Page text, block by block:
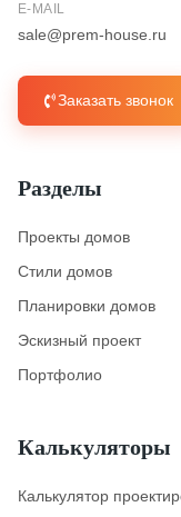
E-MAIL
sale@prem-house.ru
Заказать звонок
Разделы
Проекты домов
Стили домов
Планировки домов
Эскизный проект
Портфолио
Калькуляторы
Калькулятор